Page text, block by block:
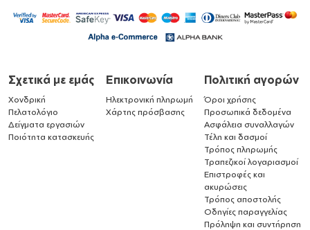
Σχετικά με εμάς
Χονδρική
Πελατολόγιο
Δείγματα εργασιών
Ποιότητα κατασκευής
Επικοινωνία
Ηλεκτρονική πληρωμή
Χάρτης πρόσβασης
Πολιτική αγορών
Όροι χρήσης
Προσωπικά δεδομένα
Ασφάλεια συναλλαγών
Τέλη και δασμοί
Τρόπος πληρωμής
Τραπεζικοί λογαριασμοί
Επιστροφές και
ακυρώσεις
Τρόπος αποστολής
Οδηγίες παραγγελίας
Πρόληψη και συντήρηση